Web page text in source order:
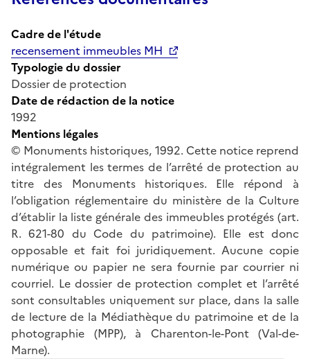
Cadre de l'étude
recensement immeubles MH
Typologie du dossier
Dossier de protection
Date de rédaction de la notice
1992
Mentions légales
© Monuments historiques, 1992. Cette notice reprend
intégralement les termes de l’arrêté de protection au
titre des Monuments historiques. Elle répond à
l’obligation réglementaire du ministère de la Culture
d’établir la liste générale des immeubles protégés (art.
R. 621-80 du Code du patrimoine). Elle est donc
opposable et fait foi juridiquement. Aucune copie
numérique ou papier ne sera fournie par courrier ni
courriel. Le dossier de protection complet et l’arrêté
sont consultables uniquement sur place, dans la salle
de lecture de la Médiathèque du patrimoine et de la
photographie (MPP), à Charenton-le-Pont (Val-de-
Marne).